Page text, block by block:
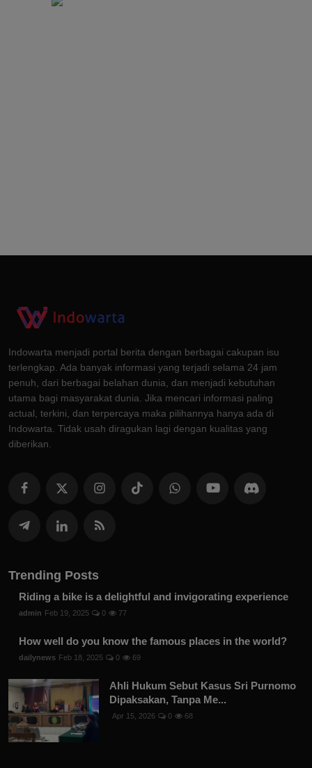
Indowarta menjadi portal berita dengan berbagai cakupan isu
terlengkap. Ada banyak informasi yang terjadi selama 24 jam
penuh, dari berbagai belahan dunia, dan menjadi kebutuhan
utama bagi masyarakat dunia. Jika mencari informasi paling
actual, terkini, dan terpercaya maka pilihannya hanya ada di
Indowarta. Tidak usah diragukan lagi dengan kualitas yang
diberikan.
Trending Posts
Riding a bike is a delightful and invigorating experience
admin Feb 19, 2025 0 77
How well do you know the famous places in the world?
dailynews Feb 18, 2025 0 69
Ahli Hukum Sebut Kasus Sri Purnomo
Dipaksakan, Tanpa Me...
Apr 15, 2026 0 68